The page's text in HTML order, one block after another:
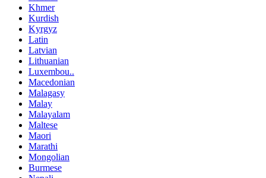
Khmer
Kurdish
Kyrgyz
Latin
Latvian
Lithuanian
Luxembou..
Macedonian
Malagasy
Malay
Malayalam
Maltese
Maori
Marathi
Mongolian
Burmese